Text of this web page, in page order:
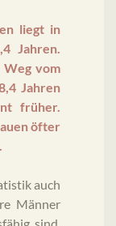
liegt in
Jahren.
Weg vom
Jahren
früher.
öfter
auch
Männer